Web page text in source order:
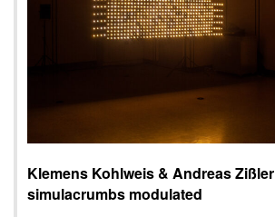
Klemens Kohlweis & Andreas Zißler
simulacrumbs modulated